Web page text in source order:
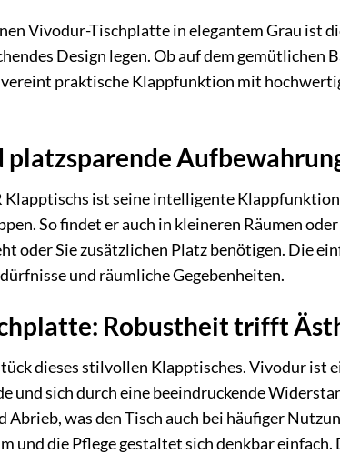
Vivodur-Tischplatte in elegantem Grau ist
Design legen. Ob auf dem gemütlichen
praktische Klappfunktion mit
Klapptischs ist seine intelligente
So findet er auch in kleineren Räumen
oder Sie zusätzlichen Platz benötigen. Die
und räumliche Gegebenheiten.
Robustheit trifft
dieses stilvollen Klapptisches. Vivodur ist
und sich durch eine beeindruckende
was den Tisch auch bei häufiger
und die Pflege gestaltet sich denkbar einfach.